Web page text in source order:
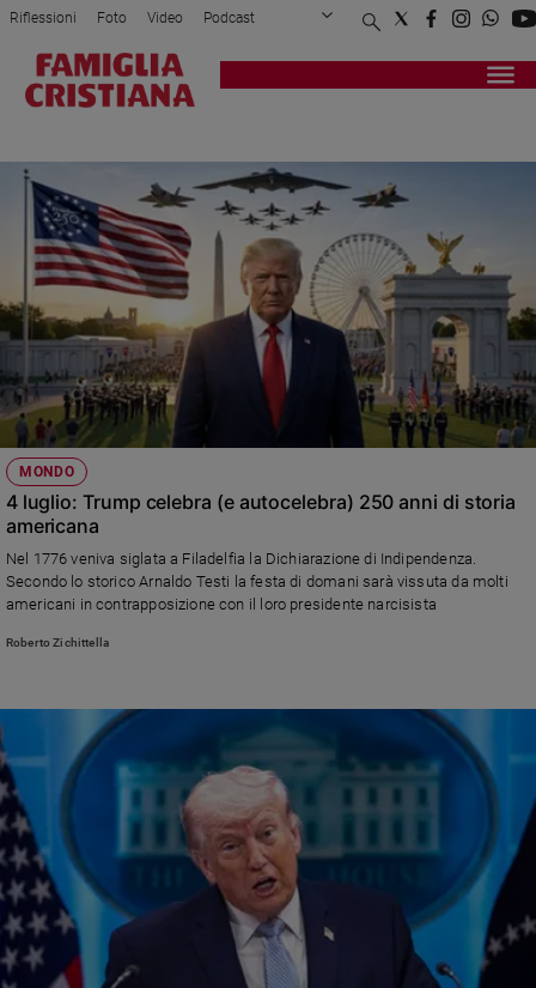
Attualità
Politica
Mondo
Economia
Legalità
e
giustizia
Interviste
Papa
Papa
Chiesa
Chiesa
e
Santi
Devozione
e
Parola
del
giorno
Santo
del
giorno
Riflessioni Foto Video Podcast
Privacy Policy Chi siamo
Registrati Redazione
MONDO
4 luglio: Trump celebra (e autocelebra) 250 anni di storia
americana
Nel 1776 veniva siglata a Filadelfia la Dichiarazione di Indipendenza.
Secondo lo storico Arnaldo Testi la festa di domani sarà vissuta da molti
americani in contrapposizione con il loro presidente narcisista
Roberto Zichittella